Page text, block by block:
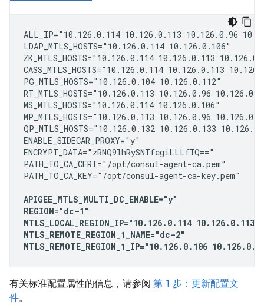
ALL_IP="10.126.0.114 10.126.0.113 10.126.0.96
LDAP_MTLS_HOSTS="10.126.0.114 10.126.0.106"
ZK_MTLS_HOSTS="10.126.0.114 10.126.0.113
CASS_MTLS_HOSTS="10.126.0.114 10.126.0.113
PG_MTLS_HOSTS="10.126.0.104 10.126.0.112"
RT_MTLS_HOSTS="10.126.0.113 10.126.0.96
MS_MTLS_HOSTS="10.126.0.114 10.126.0.106"
MP_MTLS_HOSTS="10.126.0.113 10.126.0.96
QP_MTLS_HOSTS="10.126.0.132 10.126.0.133
ENABLE_SIDECAR_PROXY="y"
ENCRYPT_DATA="zRNQ9lhRySNTfegiLLLfIQ=="
PATH_TO_CA_CERT="/opt/consul-agent-ca.pem"
PATH_TO_CA_KEY="/opt/consul-agent-ca-key.pem"
APIGEE_MTLS_MULTI_DC_ENABLE="y"
REGION="dc-1"
MTLS_LOCAL_REGION_IP="10.126.0.114
MTLS_REMOTE_REGION_1_NAME="dc-2"
MTLS_REMOTE_REGION_1_IP="10.126.0.106
有关标准配置属性的信息，请参阅 第 1 步：更新配置文
件。